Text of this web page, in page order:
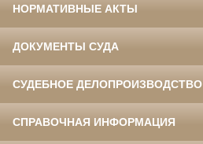
НОРМАТИВНЫЕ АКТЫ
ДОКУМЕНТЫ СУДА
СУДЕБНОЕ ДЕЛОПРОИЗВОДСТВО
СПРАВОЧНАЯ ИНФОРМАЦИЯ